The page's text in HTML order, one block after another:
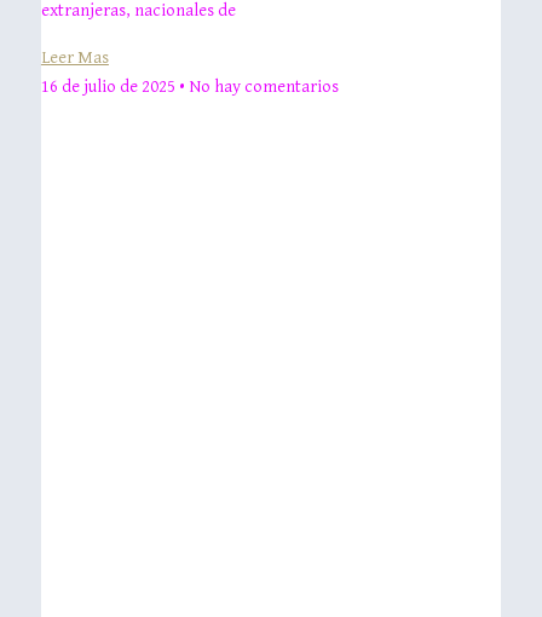
extranjeras, nacionales de
Leer Mas
16 de julio de 2025
No hay comentarios